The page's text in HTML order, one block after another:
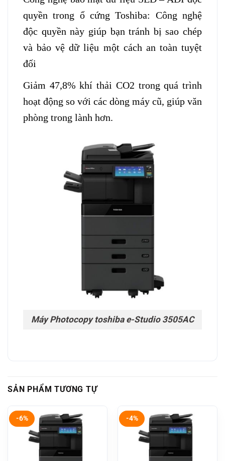
quyền trong ổ cứng Toshiba: Công nghệ
độc quyền này giúp bạn tránh bị sao chép
và bảo vệ dữ liệu một cách an toàn tuyệt
đối
Giảm 47,8% khí thải CO2 trong quá trình
hoạt động so với các dòng máy cũ, giúp văn
phòng trong lành hơn.
Máy Photocopy toshiba e-Studio 3505AC
SẢN PHẨM TƯƠNG TỰ
-6% -4%